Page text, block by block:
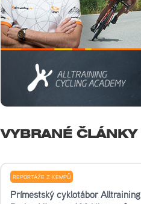
VYBRANÉ ČLÁNKY
REPORTÁŽE Z KEMPŮ
Příměstský cyklotábor Alltraining